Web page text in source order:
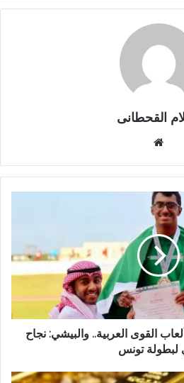
القحطانى
ق
ع
ا
ل
و
ي
ب
القوى العربية.. والبيشي: نجاح
لبطولة تونس